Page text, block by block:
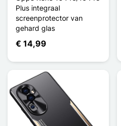
Plus integraal
screenprotector van
gehard glas
€ 14,99